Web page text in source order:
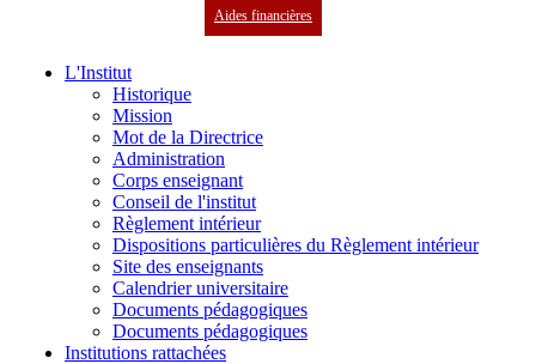
Aides financières
L'Institut
Historique
Mission
Mot de la Directrice
Administration
Corps enseignant
Conseil de l'institut
Règlement intérieur
Dispositions particulières du Règlement intérieur
Site des enseignants
Calendrier universitaire
Documents pédagogiques
Documents pédagogiques
Institutions rattachées